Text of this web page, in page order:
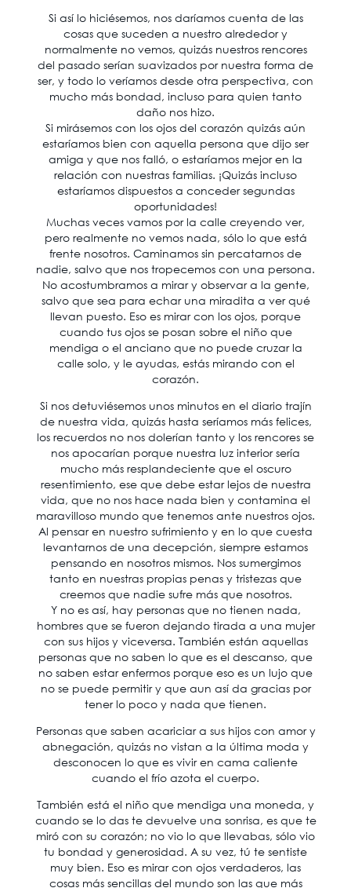
Si así lo hiciésemos, nos daríamos cuenta de las
cosas que suceden a nuestro alrededor y
normalmente no vemos, quizás nuestros rencores
del pasado serían suavizados por nuestra forma de
ser, y todo lo veríamos desde otra perspectiva, con
mucho más bondad, incluso para quien tanto
daño nos hizo.
Si mirásemos con los ojos del corazón quizás aún
estaríamos bien con aquella persona que dijo ser
amiga y que nos falló, o estaríamos mejor en la
relación con nuestras familias. ¡Quizás incluso
estaríamos dispuestos a conceder segundas
oportunidades!
Muchas veces vamos por la calle creyendo ver,
pero realmente no vemos nada, sólo lo que está
frente nosotros. Caminamos sin percatarnos de
nadie, salvo que nos tropecemos con una persona.
No acostumbramos a mirar y observar a la gente,
salvo que sea para echar una miradita a ver qué
llevan puesto. Eso es mirar con los ojos, porque
cuando tus ojos se posan sobre el niño que
mendiga o el anciano que no puede cruzar la
calle solo, y le ayudas, estás mirando con el
corazón.
Si nos detuviésemos unos minutos en el diario trajín
de nuestra vida, quizás hasta seríamos más felices,
los recuerdos no nos dolerían tanto y los rencores se
nos apocarían porque nuestra luz interior sería
mucho más resplandeciente que el oscuro
resentimiento, ese que debe estar lejos de nuestra
vida, que no nos hace nada bien y contamina el
maravilloso mundo que tenemos ante nuestros ojos.
Al pensar en nuestro sufrimiento y en lo que cuesta
levantarnos de una decepción, siempre estamos
pensando en nosotros mismos. Nos sumergimos
tanto en nuestras propias penas y tristezas que
creemos que nadie sufre más que nosotros.
Y no es así, hay personas que no tienen nada,
hombres que se fueron dejando tirada a una mujer
con sus hijos y viceversa. También están aquellas
personas que no saben lo que es el descanso, que
no saben estar enfermos porque eso es un lujo que
no se puede permitir y que aun así da gracias por
tener lo poco y nada que tienen.
Personas que saben acariciar a sus hijos con amor y
abnegación, quizás no vistan a la última moda y
desconocen lo que es vivir en cama caliente
cuando el frío azota el cuerpo.
También está el niño que mendiga una moneda, y
cuando se lo das te devuelve una sonrisa, es que te
miró con su corazón; no vio lo que llevabas, sólo vio
tu bondad y generosidad. A su vez, tú te sentiste
muy bien. Eso es mirar con ojos verdaderos, las
cosas más sencillas del mundo son las que más